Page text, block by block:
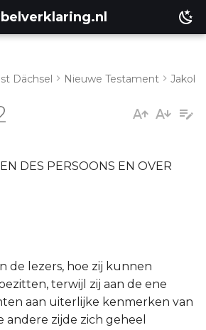
Dächsel Nieuwe Testament
DES PERSOONS EN OVER
de lezers, hoe zij kunnen
terwijl zij aan de ene
aan uiterlijke kenmerken van
andere zijde zich geheel